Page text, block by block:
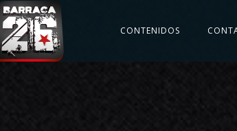
CONTENIDOS